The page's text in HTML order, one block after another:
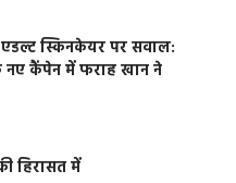
स्किनकेयर पर सवाल:
कैंपेन में फराह खान ने
हिरासत में